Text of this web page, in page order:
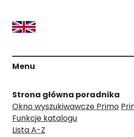
Menu
Strona główna poradnika
Okno wyszukiwawcze Primo
Funkcje katalogu
Lista A-Z